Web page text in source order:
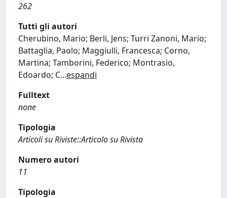
262
Tutti gli autori
Cherubino, Mario; Berli, Jens; Turri Zanoni, Mario;
Battaglia, Paolo; Maggiulli, Francesca; Corno,
Martina; Tamborini, Federico; Montrasio,
Edoardo; C...espandi
Fulltext
none
Tipologia
Articoli su Riviste::Articolo su Rivista
Numero autori
11
Tipologia